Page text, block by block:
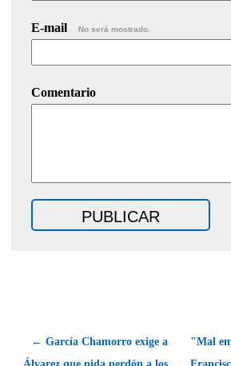
E-mail No será mostrado.
Comentario
← García Chamorro exige a
"Mal